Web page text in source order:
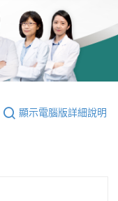
顯示電腦版詳細說明